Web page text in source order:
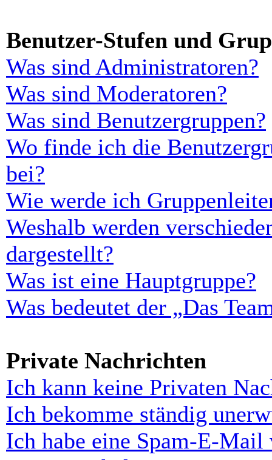
Benutzer-Stufen und
Was sind Administratoren?
Was sind Moderatoren?
Was sind Benutzergruppen?
Wo finde ich die
bei?
Wie werde ich
Weshalb werden
dargestellt?
Was ist eine Hauptgruppe?
Was bedeutet der „Das
Private Nachrichten
Ich kann keine Privaten
Ich bekomme ständig
Ich habe eine Spam-E-